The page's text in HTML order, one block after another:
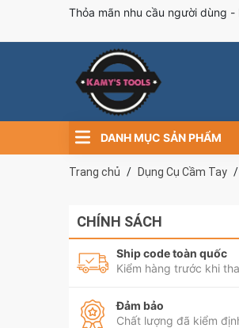
Thỏa mãn nhu cầu người dùng
DANH MỤC SẢN PHẨM
Trang chủ Dụng Cụ Cầm Tay
CHÍNH SÁCH
Ship code toàn quốc
Kiểm hàng trước khi
Đảm bảo
Chất lượng đã kiểm